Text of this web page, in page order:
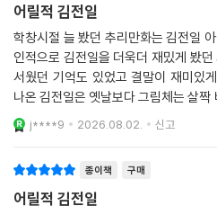
어릴적 김전일
학창시절 늘 봤던 추리만화는 김전일
인적으로 김전일을 더욱더 재밌게 봤
서웠던 기억도 있었고 결말이 재미있
나온 김전일은 옛날보다 그림체는 살
오를수있어서 재밌게 봤습니다
j****9 2026.08.02. 신고
종이책 구매
어릴적 김전일